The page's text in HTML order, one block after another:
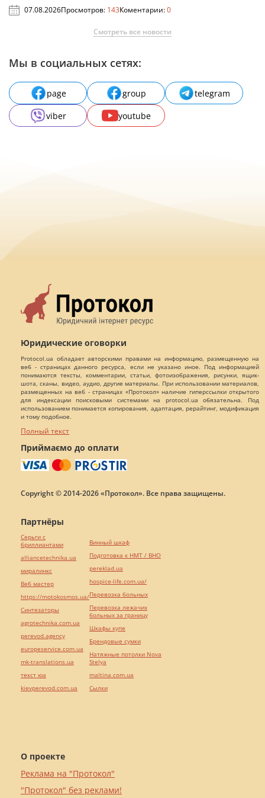
07.08.2026Просмотров: 143Коментарии:0
Смотреть все новости
Мы в социальных сетях:
page group
telegram
viber
youtube
Юридические оговорки
Protocol.ua обладает авторскими правами на информацию, размещенную на
веб - страницах данного ресурса, если не указано иное. Под информацией
понимаются тексты, комментарии, статьи, фотоизображения, рисунки, ящик-
шота, сканы, видео, аудио, другие материалы. При использовании материалов,
размещенных на веб - страницах «Протокол» наличие гиперссылки открытого
для индексации поисковыми системами на protocol.ua обязательна. Под
использованием понимается копирования, адаптация, рерайтинг, модификация
и тому подобное.
Полный текст
Приймаємо до оплати
Copyright © 2014-2026 «Протокол». Все права защищены.
О проекте
Реклама на "Протокол"
"Протокол" без реклами!
Партнёры
Серьги с
бриллиантами
alliancetechnika.ua
миралинкс
Веб мастер
https://motokosmos.ua/
Синтезаторы
agrotechnika.com.ua
perevod.agency
europeservice.com.ua
mk-translations.ua
текст юа
kievperevod.com.ua
Винный шкаф
Подготовка к НМТ / ВНО
pereklad.ua
hospice-life.com.ua/
Перевозка больных
Перевозка лежачих
больных за границу
Шкафы купе
Брендовые сумки
Натяжные потолки Nova
Stelya
maltina.com.ua
Cылки